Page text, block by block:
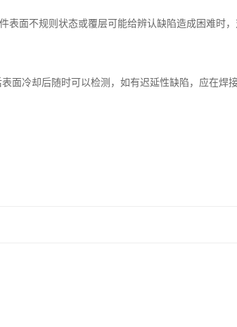
表面不规则状态或覆层可能给辨认缺陷造成困难时
面冷却后随时可以检测，如有迟延性缺陷，应在焊